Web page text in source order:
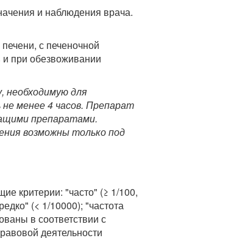
и наблюдения врача.
с печеночной
при обезвоживании
необходимую для
менее 4 часов. Препарат
препаратами.
возможны только под
критерии: "часто" (≥ 1/100,
(< 1/10000); "частота
в соответствии с
деятельности